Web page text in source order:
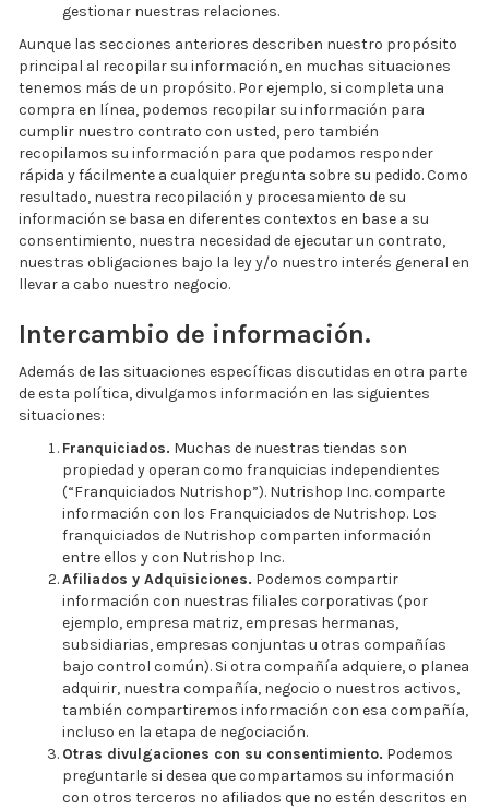
gestionar nuestras relaciones.
Aunque las secciones anteriores describen nuestro propósito
principal al recopilar su información, en muchas situaciones
tenemos más de un propósito. Por ejemplo, si completa una
compra en línea, podemos recopilar su información para
cumplir nuestro contrato con usted, pero también
recopilamos su información para que podamos responder
rápida y fácilmente a cualquier pregunta sobre su pedido. Como
resultado, nuestra recopilación y procesamiento de su
información se basa en diferentes contextos en base a su
consentimiento, nuestra necesidad de ejecutar un contrato,
nuestras obligaciones bajo la ley y/o nuestro interés general en
llevar a cabo nuestro negocio.
Intercambio de información.
Además de las situaciones específicas discutidas en otra parte
de esta política, divulgamos información en las siguientes
situaciones:
Franquiciados. Muchas de nuestras tiendas son
propiedad y operan como franquicias independientes
(“Franquiciados Nutrishop”). Nutrishop Inc. comparte
información con los Franquiciados de Nutrishop. Los
franquiciados de Nutrishop comparten información
entre ellos y con Nutrishop Inc.
Afiliados y Adquisiciones. Podemos compartir
información con nuestras filiales corporativas (por
ejemplo, empresa matriz, empresas hermanas,
subsidiarias, empresas conjuntas u otras compañías
bajo control común). Si otra compañía adquiere, o planea
adquirir, nuestra compañía, negocio o nuestros activos,
también compartiremos información con esa compañía,
incluso en la etapa de negociación.
Otras divulgaciones con su consentimiento. Podemos
preguntarle si desea que compartamos su información
con otros terceros no afiliados que no estén descritos en